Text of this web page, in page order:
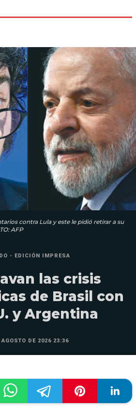
contra Lula y este le pidió retirar a su
AFP
- EDICIÓN IMPRESA
las crisis
de Brasil con
y Argentina
AGOSTO DE 2026 23:36